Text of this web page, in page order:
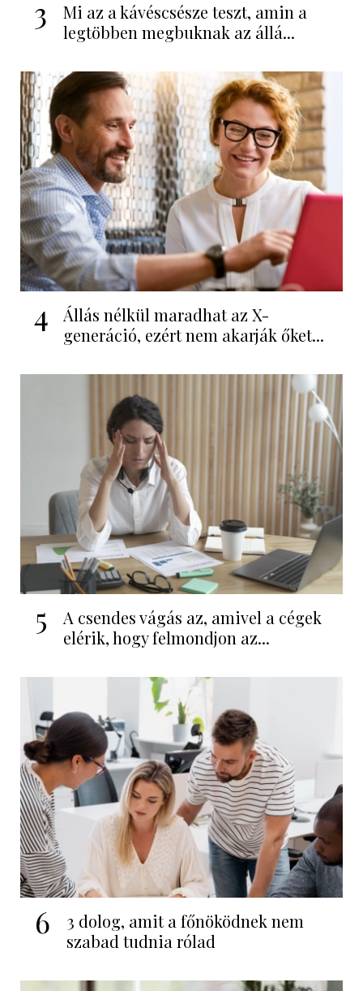
3
Mi az a kávéscsésze teszt, amin a
legtöbben megbuknak az állá...
4
Állás nélkül maradhat az X-
generáció, ezért nem akarják őket...
5
A csendes vágás az, amivel a cégek
elérik, hogy felmondjon az...
6
3 dolog, amit a főnöködnek nem
szabad tudnia rólad